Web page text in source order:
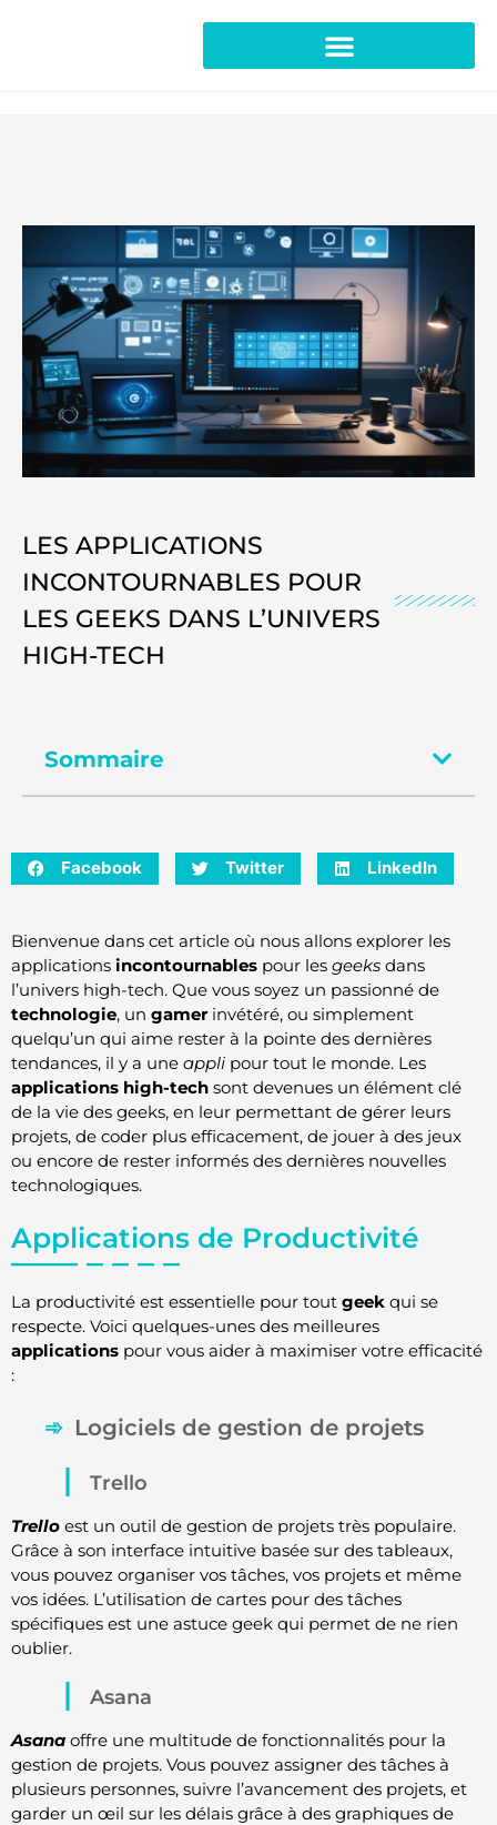
LES APPLICATIONS
INCONTOURNABLES POUR
LES GEEKS DANS L’UNIVERS
HIGH-TECH
Sommaire
Facebook Twitter LinkedIn
Bienvenue dans cet article où nous allons explorer les
applications incontournables pour les geeks dans
l’univers high-tech. Que vous soyez un passionné de
technologie, un gamer invétéré, ou simplement
quelqu’un qui aime rester à la pointe des dernières
tendances, il y a une appli pour tout le monde. Les
applications high-tech sont devenues un élément clé
de la vie des geeks, en leur permettant de gérer leurs
projets, de coder plus efficacement, de jouer à des jeux
ou encore de rester informés des dernières nouvelles
technologiques.
Applications de Productivité
La productivité est essentielle pour tout geek qui se
respecte. Voici quelques-unes des meilleures
applications pour vous aider à maximiser votre efficacité
:
Logiciels de gestion de projets
Trello
Trello est un outil de gestion de projets très populaire.
Grâce à son interface intuitive basée sur des tableaux,
vous pouvez organiser vos tâches, vos projets et même
vos idées. L’utilisation de cartes pour des tâches
spécifiques est une astuce geek qui permet de ne rien
oublier.
Asana
Asana offre une multitude de fonctionnalités pour la
gestion de projets. Vous pouvez assigner des tâches à
plusieurs personnes, suivre l’avancement des projets, et
garder un œil sur les délais grâce à des graphiques de